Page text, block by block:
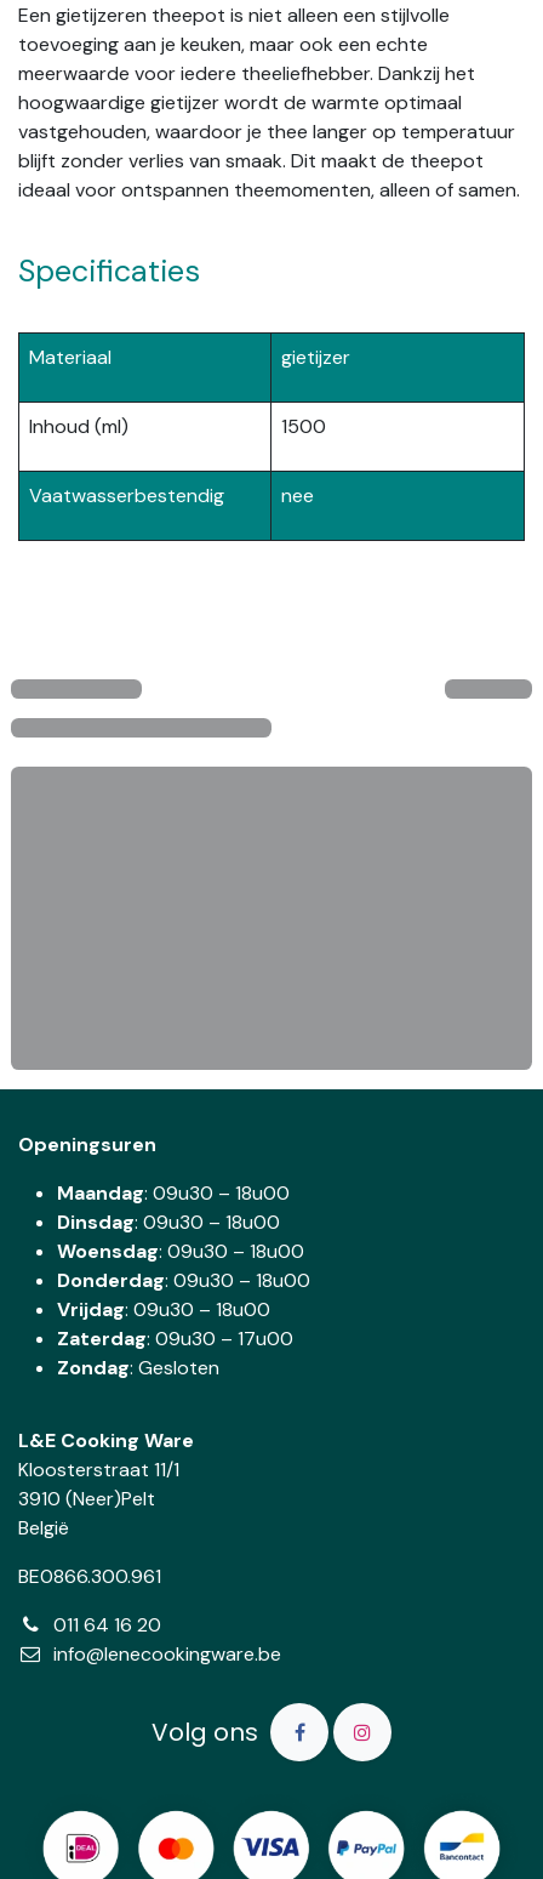
Een gietijzeren theepot is niet alleen een stijlvolle
toevoeging aan je keuken, maar ook een echte
meerwaarde voor iedere theeliefhebber. Dankzij het
hoogwaardige gietijzer wordt de warmte optimaal
vastgehouden, waardoor je thee langer op temperatuur
blijft zonder verlies van smaak. Dit maakt de theepot
ideaal voor ontspannen theemomenten, alleen of samen.
Specificaties
Materiaal gietijzer
Inhoud (ml) 1500
Vaatwasserbestendig nee
Openingsuren
Maandag: 09u30 – 18u00
Dinsdag: 09u30 – 18u00
Woensdag: 09u30 – 18u00
Donderdag: 09u30 – 18u00
Vrijdag: 09u30 – 18u00
Zaterdag: 09u30 – 17u00
Zondag: Gesloten
L&E Cooking Ware
Kloosterstraat 11/1
3910 (Neer)Pelt
België
BE0866.300.961
011 64 16 20
info@lenecookingware.be
Volg ons